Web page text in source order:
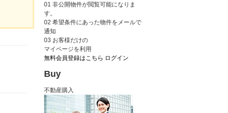
01 非公開物件が閲覧可能になりま
す。
02 希望条件にあった物件をメールで
通知
03 お客様だけの
マイページを利用
無料会員登録はこちら ログイン
Buy
不動産購入